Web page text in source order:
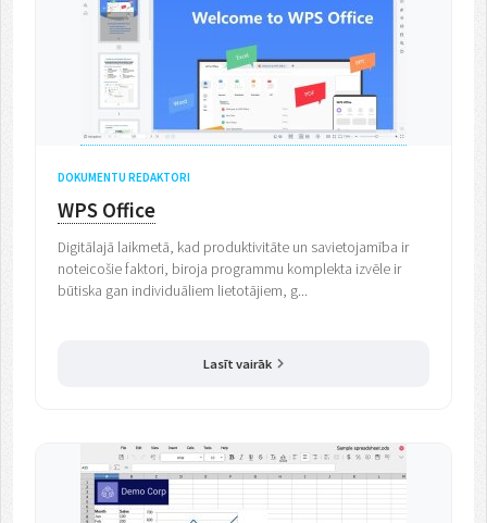
DOKUMENTU REDAKTORI
WPS Office
Digitālajā laikmetā, kad produktivitāte un savietojamība ir
noteicošie faktori, biroja programmu komplekta izvēle ir
būtiska gan individuāliem lietotājiem, g...
Lasīt vairāk